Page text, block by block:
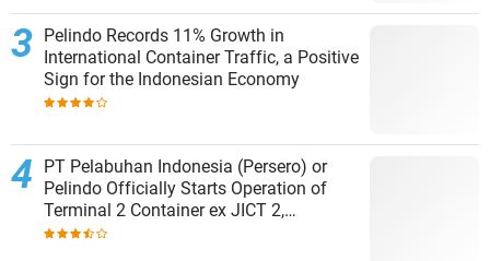
Pelindo Records 11% Growth in
International Container Traffic, a Positive
Sign for the Indonesian Economy
PT Pelabuhan Indonesia (Persero) or
Pelindo Officially Starts Operation of
Terminal 2 Container ex JICT 2,
Strengthening Productivity of Tanjung